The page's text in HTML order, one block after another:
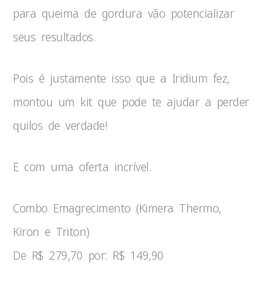
para queima de gordura vão potencializar
seus resultados.
Pois é justamente isso que a Iridium fez,
montou um kit que pode te ajudar a perder
quilos de verdade!
E com uma oferta incrível.
Combo Emagrecimento (Kimera Thermo,
Kiron e Triton)
De R$ 279,70 por: R$ 149,90